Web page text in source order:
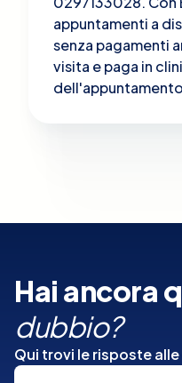
appuntamenti a
senza pagamenti
visita e paga in
Hai ancora
dubbio?
Qui trovi le risposte